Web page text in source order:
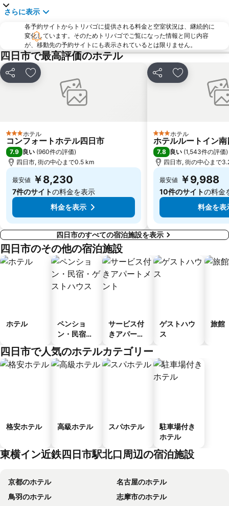
大須観音駅
日本ガイシ スポーツプラザ
丸の内駅
名古屋飛行場
東区
名古屋市平和公園
神宮前駅
Nagoyajo Station
名古屋市科学館
岡崎城
トヨタ産業技術記念館
名古屋テレビ塔
鶴舞公園
さらに表示
各予約サイトからトリバゴに提供される料金と空室状況は、継続的に
変化しています。そのためトリバゴでご覧になった情報と同じ内容
が、移動先の予約サイトにも表示されているとは限りません。
四日市で最高評価のホテル
シェア お気に入りに追加
3 ホテルのランク
ホテル
コンフォートホテル四日市
7.9 良い (960件の評価)
四日市, 街の中心まで0.5 km
最安値 ￥8,230
7件のサイトの料金を表示
料金を表示
シェア お気に入りに
3 ホテルのランク
ホテル
ホテルルートイン
7.8 良い (1,543件の評価)
四日市, 街の中心まで
最安値 ￥9,988
10件のサイトの料金
料金を表
四日市のすべての宿泊施設を表示
四日市のその他の宿泊施設
ホテル
ペンショ
ン・民宿・
ス
サービス付
きアパート
ゲストハウ
ス
旅館
四日市で人気のホテルカテゴリー
格安ホテル 高級ホテル スパホテル
駐車場付き
ホテル
東横イン近鉄四日市駅北口周辺の宿泊施設
京都のホテル
名古屋のホテル
鳥羽のホテル
志摩市のホテル